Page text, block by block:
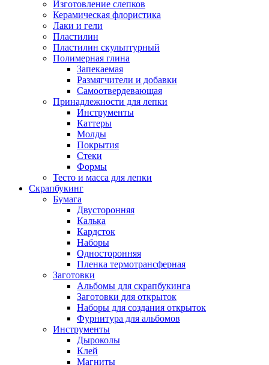
Изготовление слепков
Керамическая флористика
Лаки и гели
Пластилин
Пластилин скульптурный
Полимерная глина
Запекаемая
Размягчители и добавки
Самоотвердевающая
Принадлежности для лепки
Инструменты
Каттеры
Молды
Покрытия
Стеки
Формы
Тесто и масса для лепки
Скрапбукинг
Бумага
Двусторонняя
Калька
Кардсток
Наборы
Односторонняя
Пленка термотрансферная
Заготовки
Альбомы для скрапбукинга
Заготовки для открыток
Наборы для создания открыток
Фурнитура для альбомов
Инструменты
Дыроколы
Клей
Магниты